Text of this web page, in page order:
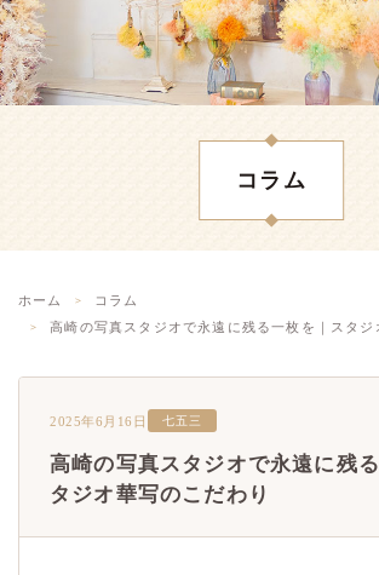
コラム
ホーム
コラム
高崎の写真スタジオで永遠に残る一枚を｜スタジ
2025年6月16日 七五三
高崎の写真スタジオで永遠に残
タジオ華写のこだわり